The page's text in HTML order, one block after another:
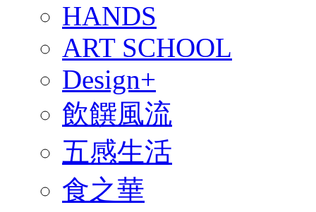
HANDS
ART SCHOOL
Design+
飲饌風流
五感生活
食之華